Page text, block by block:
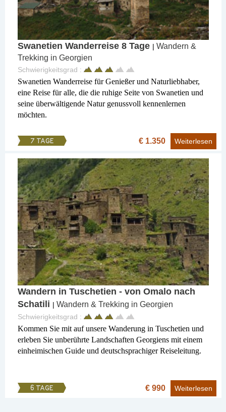
Swanetien Wanderreise 8 Tage | Wandern &
Trekking in Georgien
Schwierigkeitsgrad :
Swanetien Wanderreise für Genießer und Naturliebhaber,
eine Reise für alle, die die ruhige Seite von Swanetien und
seine überwältigende Natur genussvoll kennenlernen
möchten.
7 TAGE € 1.350 Weiterlesen
Wandern in Tuschetien - von Omalo nach
Schatili | Wandern & Trekking in Georgien
Schwierigkeitsgrad :
Kommen Sie mit auf unsere Wanderung in Tuschetien und
erleben Sie unberührte Landschaften Georgiens mit einem
einheimischen Guide und deutschsprachiger Reiseleitung.
6 TAGE € 990 Weiterlesen